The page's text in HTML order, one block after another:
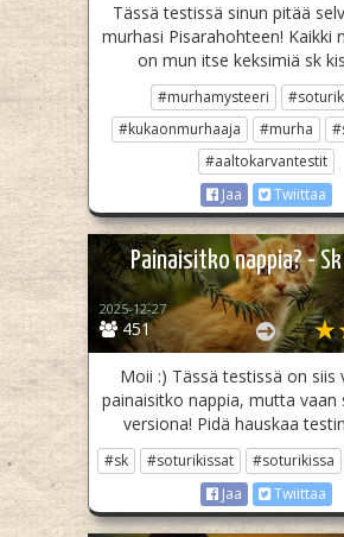
Tässä testissä sinun pitää
murhasi Pisarahohteen! Kaikki
on mun itse keksimiä sk
#murhamysteeri
#kukaonmurhaaja
#murha
#aaltokarvantestit
Jaa
Twiittaa
Painaisitko nappia? -
451
2025-12-27
Moii :) Tässä testissä on siis
painaisitko nappia, mutta vaan
versiona! Pidä hauskaa
#sk #soturikissat #soturikissa
Jaa
Twiittaa